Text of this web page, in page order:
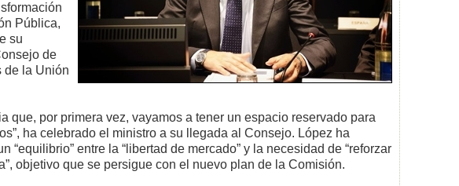
Pública,
su
de
de la Unión
que, por primera vez, vayamos a tener un espacio reservado para
ha celebrado el ministro a su llegada al Consejo. López ha
“equilibrio” entre la “libertad de mercado” y la necesidad de “reforzar
objetivo que se persigue con el nuevo plan de la Comisión.